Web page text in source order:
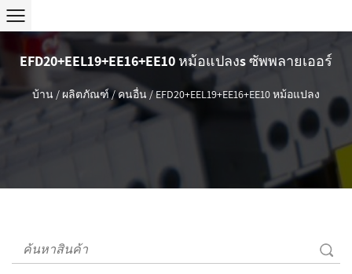
EFD20+EEL19+EE16+EE10 หม้อแปลงs ซัพพลายเออร์
บ้าน /ผลิตภัณฑ์/คนอื่น/EFD20+EEL19+EE16+EE10 หม้อแปลง